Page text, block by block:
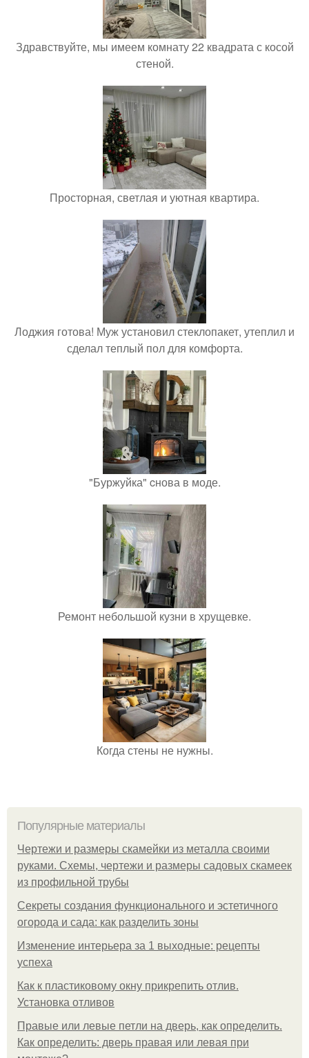
Здравствуйте, мы имеем комнату 22 квадрата с косой
стеной.
Просторная, светлая и уютная квартира.
Лоджия готова! Муж установил стеклопакет, утеплил и
сделал теплый пол для комфорта.
"Буржуйка" cнова в моде.
Ремонт небольшой кузни в хрущевке.
Когда стены не нужны.
Популярные материалы
Чертежи и размеры скамейки из металла своими
руками. Схемы, чертежи и размеры садовых скамеек
из профильной трубы
Секреты создания функционального и эстетичного
огорода и сада: как разделить зоны
Изменение интерьера за 1 выходные: рецепты
успеха
Как к пластиковому окну прикрепить отлив.
Установка отливов
Правые или левые петли на дверь, как определить.
Как определить: дверь правая или левая при